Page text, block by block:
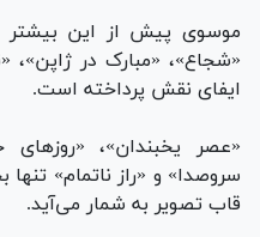
موسوی پیش از این بیشتر
«شجاع»، «مبارک در ژاپن»،
ایفای نقش پرداخته است.
«عصر یخبندان»،
سروصدا» و «راز ناتمام»
قاب تصویر به شمار می‌آید.